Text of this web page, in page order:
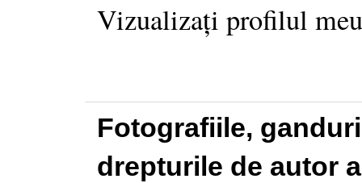
Vizualizați profilul
Fotografiile,
drepturile de autor